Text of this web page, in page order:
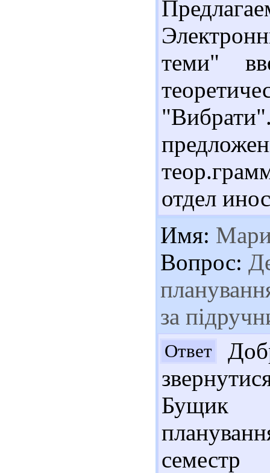
теми"
отдел
Имя:
Вопрос:
за
Ответ
Бущик
семестр